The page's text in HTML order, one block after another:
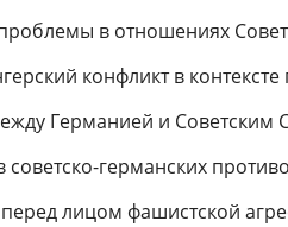
в отношениях
конфликт в
Германией и Советским
советско-германских
лицом фашистской